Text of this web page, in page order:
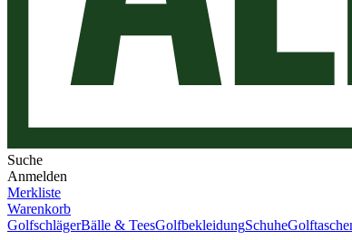
Suche
Anmelden
Merkliste
Warenkorb
GolfschlägerBälle & TeesGolfbekleidungSchuhe